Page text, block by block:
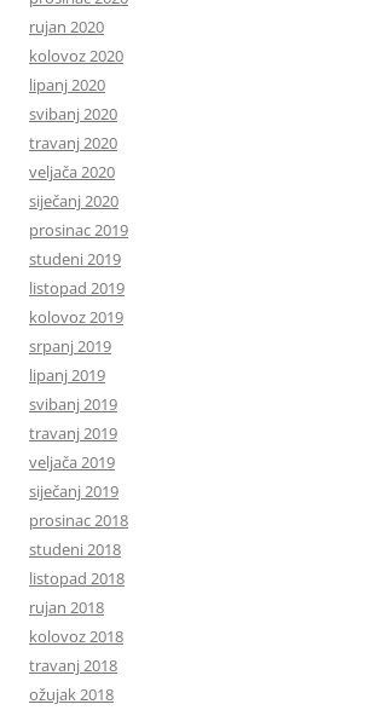
rujan 2020
kolovoz 2020
lipanj 2020
svibanj 2020
travanj 2020
veljača 2020
siječanj 2020
prosinac 2019
studeni 2019
listopad 2019
kolovoz 2019
srpanj 2019
lipanj 2019
svibanj 2019
travanj 2019
veljača 2019
siječanj 2019
prosinac 2018
studeni 2018
listopad 2018
rujan 2018
kolovoz 2018
travanj 2018
ožujak 2018